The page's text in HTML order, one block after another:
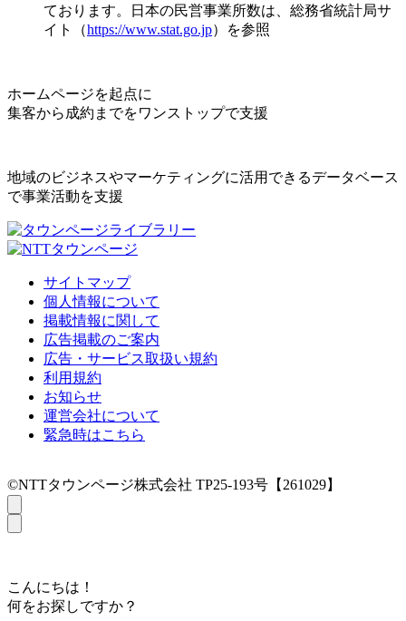
ております。日本の民営事業所数は、総務省統計局サ
イト（https://www.stat.go.jp）を参照
ホームページを起点に
集客から成約までをワンストップで支援
地域のビジネスやマーケティングに活用できるデータベース
で事業活動を支援
サイトマップ
個人情報について
掲載情報に関して
広告掲載のご案内
広告・サービス取扱い規約
利用規約
お知らせ
運営会社について
緊急時はこちら
©NTTタウンページ株式会社 TP25-193号【261029】
こんにちは！
何をお探しですか？